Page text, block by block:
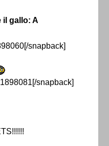
il gallo: A
snapback]
1898081[/snapback]